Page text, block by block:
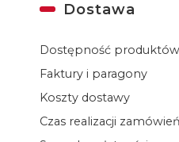
Dostawa
Dostępność produktów
Faktury i paragony
Koszty dostawy
Czas realizacji zamówień